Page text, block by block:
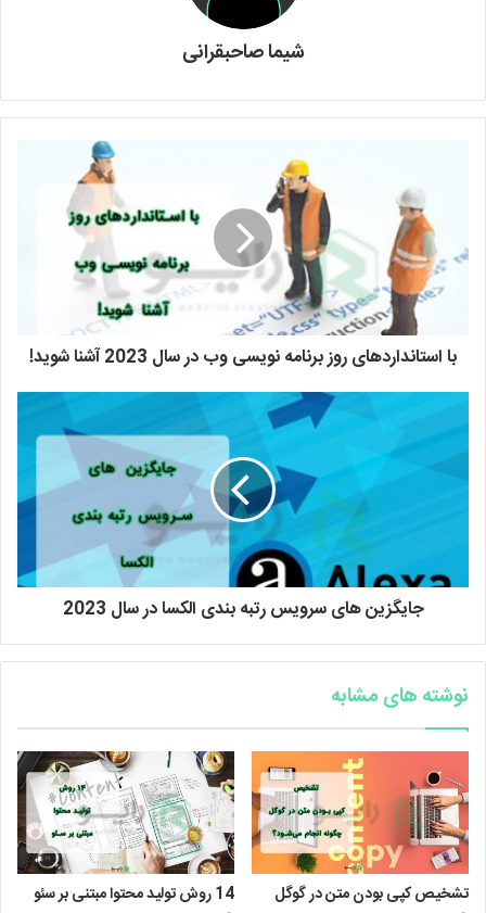
شیما صاحبقرانی
با استانداردهای روز برنامه نویسی وب در سال 2023 آشنا شوید!
جایگزین های سرویس رتبه بندی الکسا در سال 2023
نوشته های مشابه
تشخیص کپی بودن متن در گوگل 14 روش تولید محتوا مبتنی بر سئو